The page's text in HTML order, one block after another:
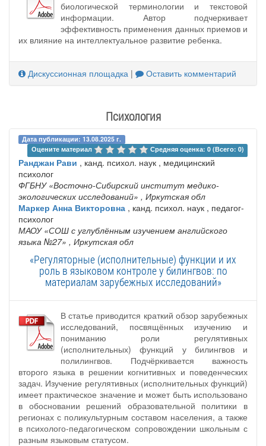
биологической терминологии и текстовой
информации. Автор подчеркивает
эффективность применения данных приемов и
их влияние на интеллектуальное развитие ребенка.
Дискуссионная площадка | Оставить комментарий
Психология
Дата публикации: 13.08.2025 г.
Оцените материал
Средняя оценка: 0 (Всего: 0)
Ранджан Рави , канд. психол. наук , медицинский
психолог
ФГБНУ «Восточно-Сибирский институт медико-
экологических исследований» , Иркутская обл
Маркер Анна Викторовна , канд. психол. наук , педагог-
психолог
МАОУ «СОШ с углублённым изучением английского
языка №27» , Иркутская обл
«Регуляторные (исполнительные) функции и их
роль в языковом контроле у билингвов: по
материалам зарубежных исследований»
В статье приводится краткий обзор зарубежных
исследований, посвящённых изучению и
пониманию роли регулятивных
(исполнительных) функций у билингвов и
полилингвов. Подчёркивается важность
второго языка в решении когнитивных и поведенческих
задач. Изучение регулятивных (исполнительных функций)
имеет практическое значение и может быть использовано
в обосновании решений образовательной политики в
регионах с поликультурным составом населения, а также
в психолого-педагогическом сопровождении школьным с
разным языковым статусом.